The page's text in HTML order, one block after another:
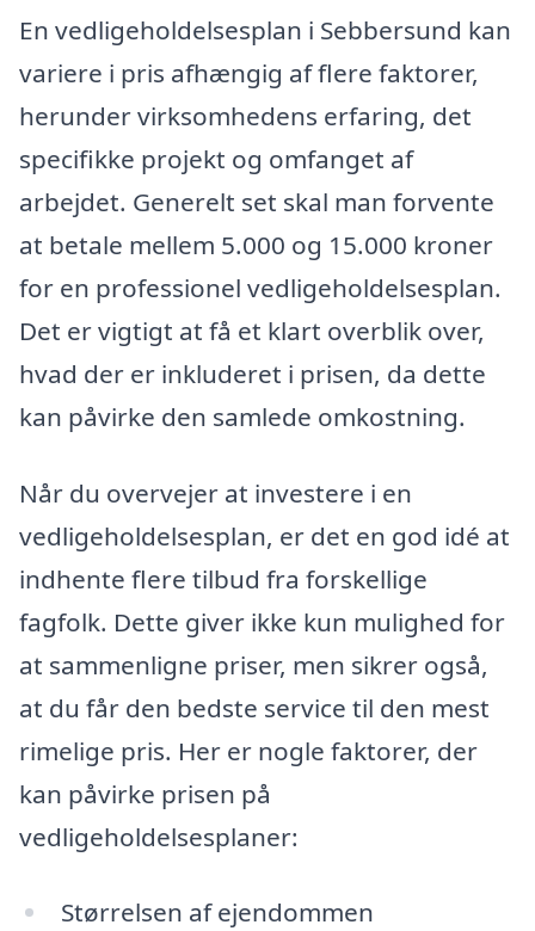
En vedligeholdelsesplan i Sebbersund kan
variere i pris afhængig af flere faktorer,
herunder virksomhedens erfaring, det
specifikke projekt og omfanget af
arbejdet. Generelt set skal man forvente
at betale mellem 5.000 og 15.000 kroner
for en professionel vedligeholdelsesplan.
Det er vigtigt at få et klart overblik over,
hvad der er inkluderet i prisen, da dette
kan påvirke den samlede omkostning.
Når du overvejer at investere i en
vedligeholdelsesplan, er det en god idé at
indhente flere tilbud fra forskellige
fagfolk. Dette giver ikke kun mulighed for
at sammenligne priser, men sikrer også,
at du får den bedste service til den mest
rimelige pris. Her er nogle faktorer, der
kan påvirke prisen på
vedligeholdelsesplaner:
Størrelsen af ejendommen